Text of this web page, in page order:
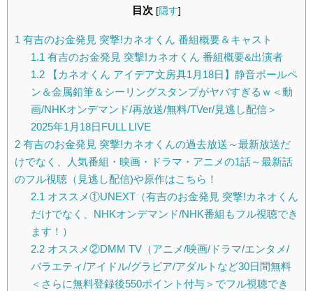
目次 [隠す]
1 有吉のお金発見 突撃!カネオくん 番組概要＆キャスト
1.1 有吉のお金発見 突撃!カネオくん 番組概要&出演者
1.2【カネオくん アイデア文房具1月18日】静音ボールペ
ン＆金属鉛筆＆シーリングスタンプがヤバすぎるｗ＜動
画/NHKオンデマンド/再放送/無料/TVer/見逃し配信＞
2025年1月18日FULL LIVE
2 有吉のお金発見 突撃!カネオくんの過去放送～最新放送だ
けでなく、人気番組・映画・ドラマ・アニメの1話～最新話
のフル視聴（見逃し配信)や原作はこちら！
2.1 オススメ①UNEXT（有吉のお金発見 突撃!カネオくん
だけでなく、NHKオンデマンド/NHK番組もフル視聴でき
ます！）
2.2オススメ②DMM TV（アニメ/映画/ドラマ/エンタメ/
バラエティ/アイドル/グラビア/アダルトなど30日間無料
＜さらに無料登録後550ポイント付与＞でフル視聴でき